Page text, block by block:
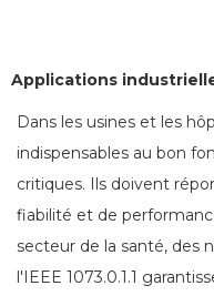
Applications
Dans les usines et les
indispensables au bon
critiques. Ils doivent
fiabilité et de
secteur de la santé, des
l'IEEE 1073.0.1.1